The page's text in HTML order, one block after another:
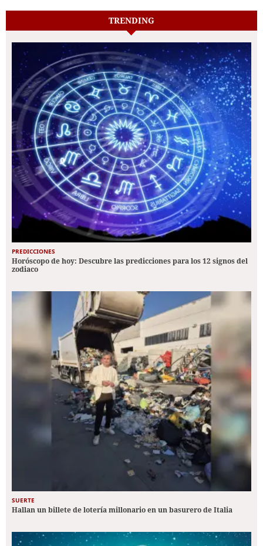
TRENDING
PREDICCIONES
Horóscopo de hoy: Descubre las predicciones para los 12 signos del
zodiaco
SUERTE
Hallan un billete de lotería millonario en un basurero de Italia